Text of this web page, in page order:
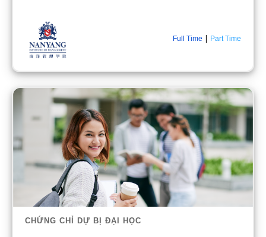
Full Time | Part Time
CHỨNG CHỈ DỰ BỊ ĐẠI HỌC